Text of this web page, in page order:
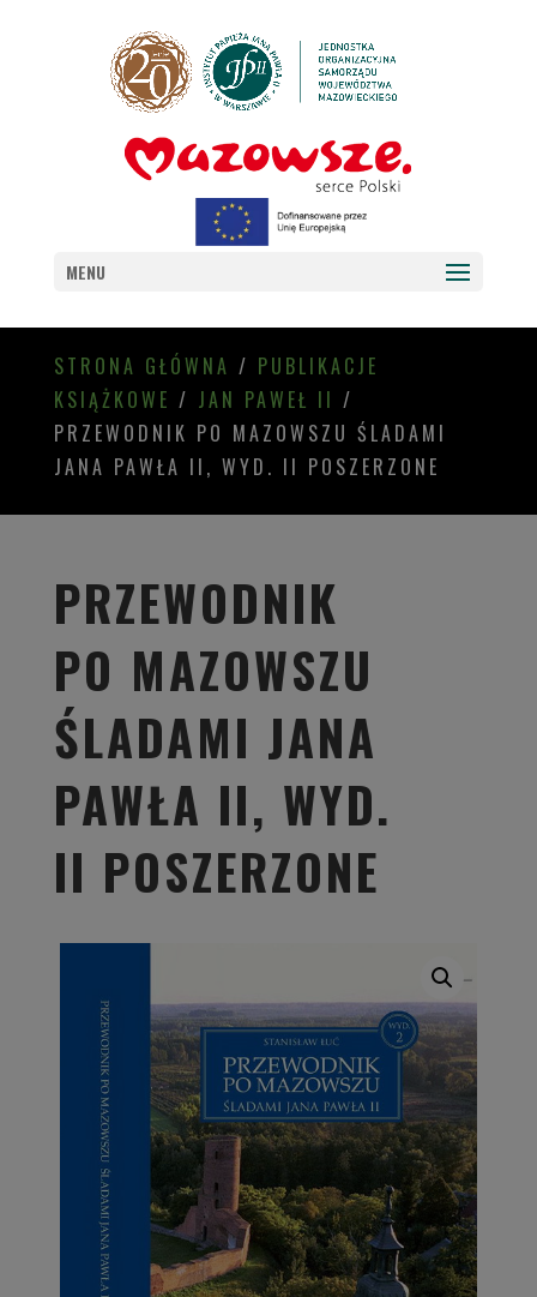
MENU
STRONA GŁÓWNA / PUBLIKACJE
KSIĄŻKOWE / JAN PAWEŁ II /
PRZEWODNIK PO MAZOWSZU ŚLADAMI
JANA PAWŁA II, WYD. II POSZERZONE
PRZEWODNIK
PO MAZOWSZU
ŚLADAMI JANA
PAWŁA II, WYD.
II POSZERZONE